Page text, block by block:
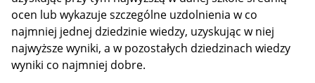
ocen lub wykazuje szczególne uzdolnienia w co
najmniej jednej dziedzinie wiedzy, uzyskując w niej
najwyższe wyniki, a w pozostałych dziedzinach wiedzy
wyniki co najmniej dobre.